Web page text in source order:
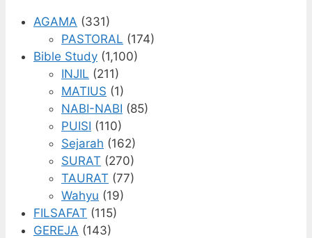
AGAMA (331)
PASTORAL (174)
Bible Study (1,100)
INJIL (211)
MATIUS (1)
NABI-NABI (85)
PUISI (110)
Sejarah (162)
SURAT (270)
TAURAT (77)
Wahyu (19)
FILSAFAT (115)
GEREJA (143)